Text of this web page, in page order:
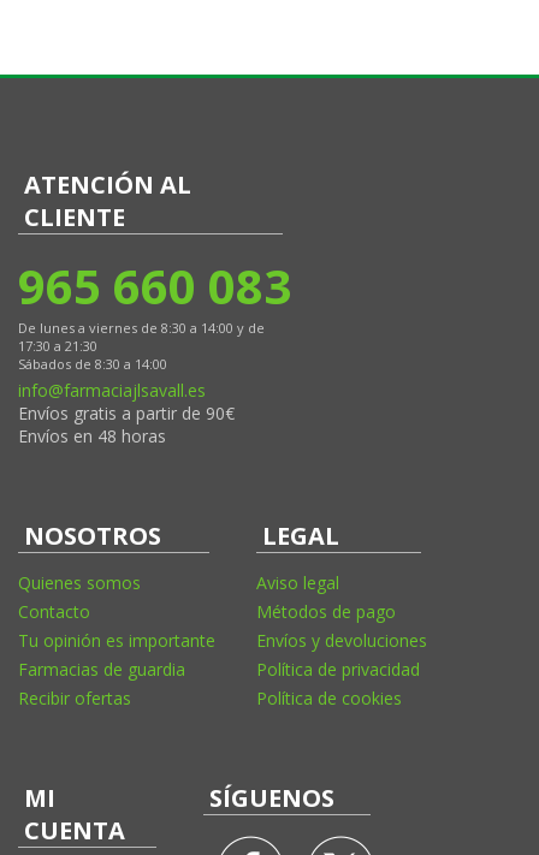
ATENCIÓN AL
CLIENTE
965 660 083
De lunes a viernes de 8:30 a 14:00 y de
17:30 a 21:30
Sábados de 8:30 a 14:00
info@farmaciajlsavall.es
Envíos gratis a partir de 90€
Envíos en 48 horas
NOSOTROS
Quienes somos
Contacto
Tu opinión es importante
Farmacias de guardia
Recibir ofertas
LEGAL
Aviso legal
Métodos de pago
Envíos y devoluciones
Política de privacidad
Política de cookies
MI
CUENTA
SÍGUENOS